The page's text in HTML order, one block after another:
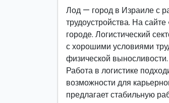
Лод — город в Израиле с
трудоустройства. На
городе. Логистический
с хорошими условиями
физической
Работа в логистике
возможности для
предлагает стабильную